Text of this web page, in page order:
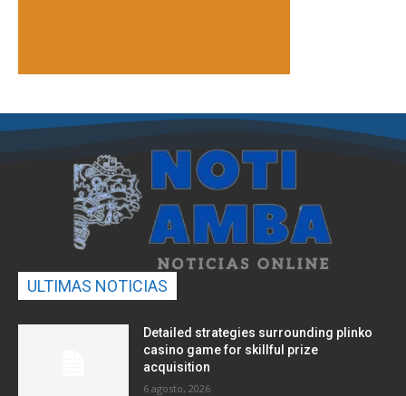
ULTIMAS NOTICIAS
Detailed strategies surrounding plinko
casino game for skillful prize
acquisition
6 agosto, 2026